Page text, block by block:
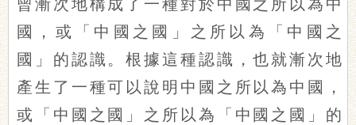
曾漸次地構成了一種對於中國之所以為中
國，或「中國之國」之所以為「中國之
國」的認識。根據這種認識，也就漸次地
產生了一種可以說明中國之所以為中國，
或「中國之國」之所以為「中國之國」的